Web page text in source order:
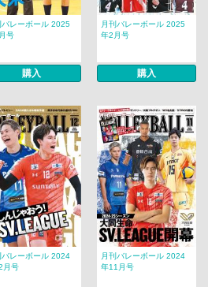
バレーボール 2025
号
購入
月刊バレーボール 2025
年2月号
購入
バレーボール 2024
月号
月刊バレーボール 2024
年11月号